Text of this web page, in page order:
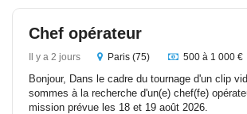
Chef opérateur
Il y a 2 jours Paris (75) 500 à 1 000 €
Bonjour, Dans le cadre du tournage d'un clip
sommes à la recherche d'un(e) chef(fe)
mission prévue les 18 et 19 août 2026.